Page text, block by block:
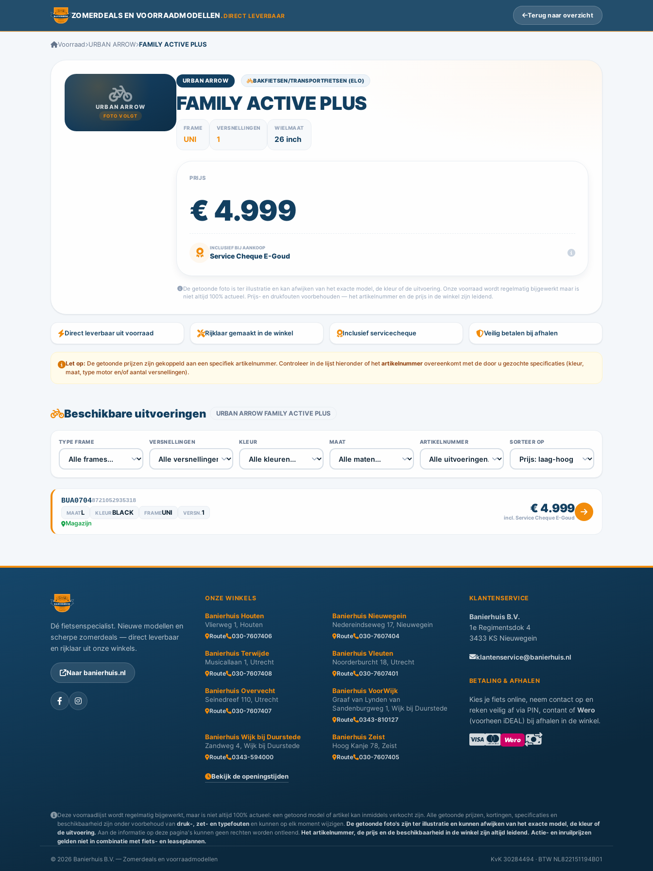
ZOMERDEALS EN VOORRAADMODELLEN. DIRECT LEVERBAAR Terug naar overzicht
Voorraad URBAN ARROW FAMILY ACTIVE PLUS
URBAN ARROW
FOTO VOLGT
URBAN ARROW BAKFIETSEN/TRANSPORTFIETSEN (ELO)
FAMILY ACTIVE PLUS
FRAME
UNI
VERSNELLINGEN
1
WIELMAAT
26 inch
PRIJS
€ 4.999
INCLUSIEF BIJ AANKOOP
Service Cheque E-Goud
De getoonde foto is ter illustratie en kan afwijken van het exacte model, de kleur of de uitvoering. Onze voorraad wordt regelmatig bijgewerkt maar is
niet altijd 100% actueel. Prijs- en drukfouten voorbehouden — het artikelnummer en de prijs in de winkel zijn leidend.
Direct leverbaar uit voorraad Rijklaar gemaakt in de winkel Inclusief servicecheque Veilig betalen bij afhalen
Let op: De getoonde prijzen zijn gekoppeld aan een specifiek artikelnummer. Controleer in de lijst hieronder of het artikelnummer overeenkomt met de door u gezochte specificaties (kleur,
maat, type motor en/of aantal versnellingen).
Beschikbare uitvoeringen URBAN ARROW FAMILY ACTIVE PLUS
TYPE FRAME VERSNELLINGEN KLEUR MAAT ARTIKELNUMMER SORTEER OP
BUA07048721052935318
MAATL KLEURBLACK FRAMEUNI VERSN.1
Magazijn
€ 4.999
incl. Service Cheque E-Goud
Dé fietsenspecialist. Nieuwe modellen en
scherpe zomerdeals — direct leverbaar
en rijklaar uit onze winkels.
Naar banierhuis.nl
ONZE WINKELS
Banierhuis Houten
Vlierweg 1, Houten
Route 030-7607406
Banierhuis Nieuwegein
Nedereindseweg 17, Nieuwegein
Route 030-7607404
Banierhuis Terwijde
Musicallaan 1, Utrecht
Route 030-7607408
Banierhuis Vleuten
Noorderburcht 18, Utrecht
Route 030-7607401
Banierhuis Overvecht
Seinedreef 110, Utrecht
Route 030-7607407
Banierhuis VoorWijk
Graaf van Lynden van
Sandenburgweg 1, Wijk bij Duurstede
Route 0343-810127
Banierhuis Wijk bij Duurstede
Zandweg 4, Wijk bij Duurstede
Route 0343-594000
Banierhuis Zeist
Hoog Kanje 78, Zeist
Route 030-7607405
Bekijk de openingstijden
KLANTENSERVICE
Banierhuis B.V.
1e Regimentsdok 4
3433 KS Nieuwegein
klantenservice@banierhuis.nl
BETALING & AFHALEN
Kies je fiets online, neem contact op en
reken veilig af via PIN, contant of Wero
(voorheen iDEAL) bij afhalen in de winkel.
Wero
Deze voorraadlijst wordt regelmatig bijgewerkt, maar is niet altijd 100% actueel: een getoond model of artikel kan inmiddels verkocht zijn. Alle getoonde prijzen, kortingen, specificaties en
beschikbaarheid zijn onder voorbehoud van druk-, zet- en typefouten en kunnen op elk moment wijzigen. De getoonde foto's zijn ter illustratie en kunnen afwijken van het exacte model, de kleur of
de uitvoering. Aan de informatie op deze pagina's kunnen geen rechten worden ontleend. Het artikelnummer, de prijs en de beschikbaarheid in de winkel zijn altijd leidend. Actie- en inruilprijzen
gelden niet in combinatie met fiets- en leaseplannen.
© 2026 Banierhuis B.V. — Zomerdeals en voorraadmodellen KvK 30284494 · BTW NL822151194B01